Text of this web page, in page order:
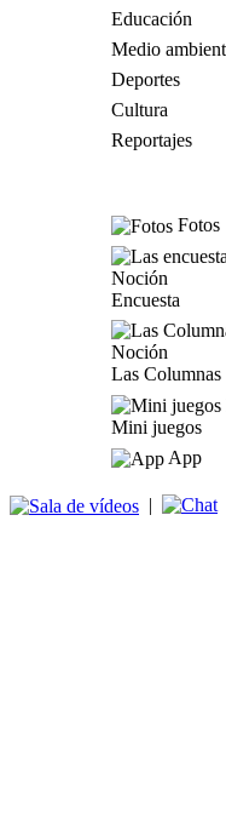
Educación
Medio
Deportes
Cultura
Reportajes
Fotos
Encuesta
Las Columnas
Mini juegos
App
|